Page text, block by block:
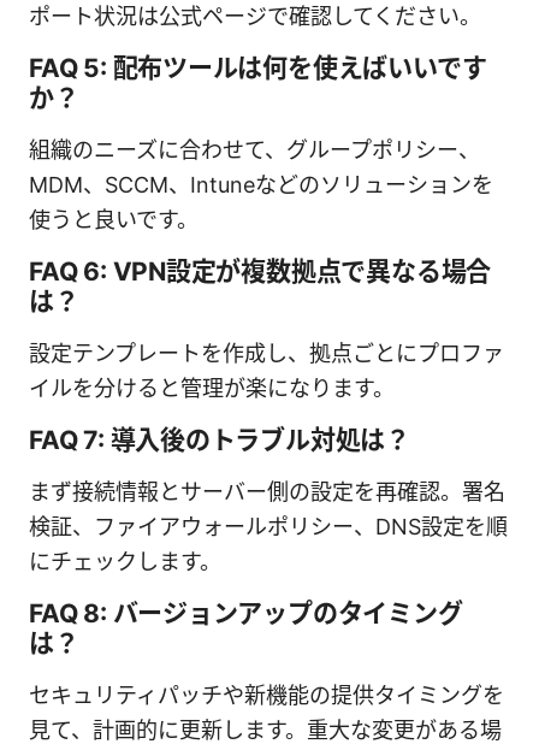
ポート状況は公式ページで確認してください。
FAQ 5: 配布ツールは何を使えばいいです
か？
組織のニーズに合わせて、グループポリシー、
MDM、SCCM、Intuneなどのソリューションを
使うと良いです。
FAQ 6: VPN設定が複数拠点で異なる場合
は？
設定テンプレートを作成し、拠点ごとにプロファ
イルを分けると管理が楽になります。
FAQ 7: 導入後のトラブル対処は？
まず接続情報とサーバー側の設定を再確認。署名
検証、ファイアウォールポリシー、DNS設定を順
にチェックします。
FAQ 8: バージョンアップのタイミング
は？
セキュリティパッチや新機能の提供タイミングを
見て、計画的に更新します。重大な変更がある場